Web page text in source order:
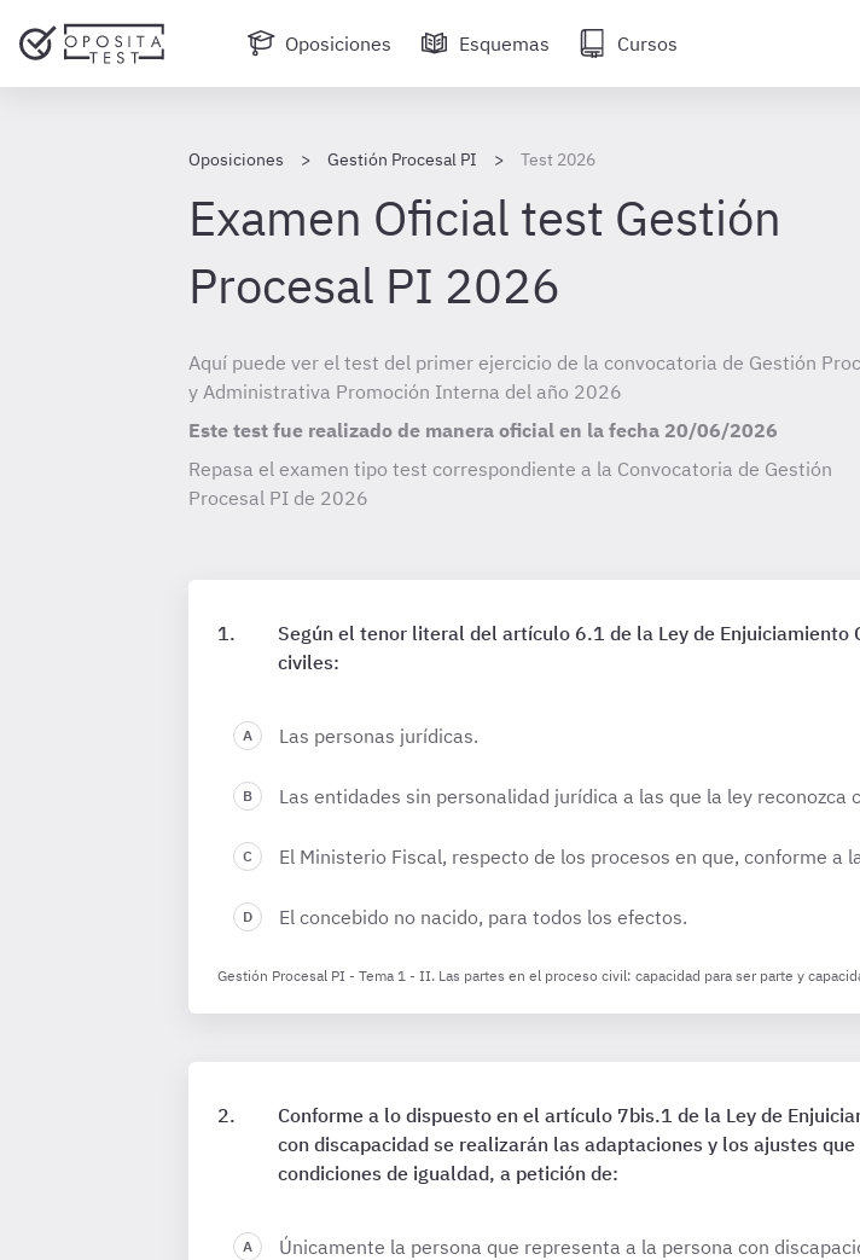
Oposiciones Esquemas Cursos
Oposiciones Gestión Procesal PI Test 2026
Examen Oficial test Gestión
Procesal PI 2026
Aquí puede ver el test del primer ejercicio de la convocatoria de Gestión
y Administrativa Promoción Interna del año 2026
Este test fue realizado de manera oficial en la fecha 20/06/2026
Repasa el examen tipo test correspondiente a la Convocatoria de Gestión
Procesal PI de 2026
Según el tenor literal del artículo 6.1 de la Ley de
civiles:
Las personas jurídicas.
Las entidades sin personalidad jurídica a las que la ley reconozca
El Ministerio Fiscal, respecto de los procesos en que, conforme a
El concebido no nacido, para todos los efectos.
Gestión Procesal PI - Tema 1 - II. Las partes en el proceso civil: capacidad para ser parte y
Conforme a lo dispuesto en el artículo 7bis.1 de la Ley de
con discapacidad se realizarán las adaptaciones y los ajustes
condiciones de igualdad, a petición de:
Únicamente la persona que representa a la persona con